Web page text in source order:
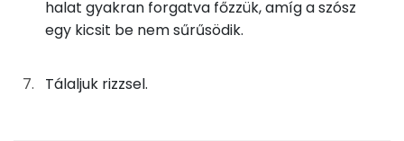
E vitamin:
Fehérje
halat gyakran forgatva főzzük, amíg a szósz
egy kicsit be nem sűrűsödik.
Tálaljuk rizzsel.